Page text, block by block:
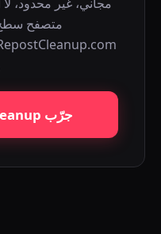
متصفح
جرّب RepostCleanup — مجانًا